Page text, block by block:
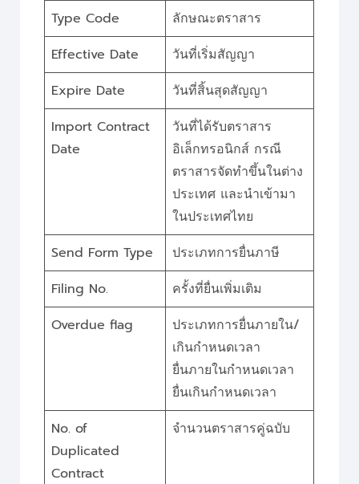
Type Code
ลักษณะตราสาร
Effective Date
วันที่เริ่มสัญญา
Expire Date
วันที่สิ้นสุดสัญญา
Import Contract
Date
วันที่ได้รับตราสาร
อิเล็กทรอนิกส์ กรณี
ตราสารจัดทำขึ้นในต่าง
ประเทศ และนำเข้ามา
ในประเทศไทย
Send Form Type
ประเภทการยื่นภาษี
Filing No.
ครั้งที่ยื่นเพิ่มเติม
Overdue flag
ประเภทการยื่นภายใน/
เกินกำหนดเวลา
ยื่นภายในกำหนดเวลา
ยื่นเกินกำหนดเวลา
No. of
Duplicated
Contract
จำนวนตราสารคู่ฉบับ